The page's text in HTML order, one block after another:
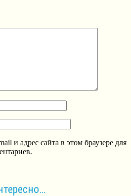
и адрес сайта в этом браузере для